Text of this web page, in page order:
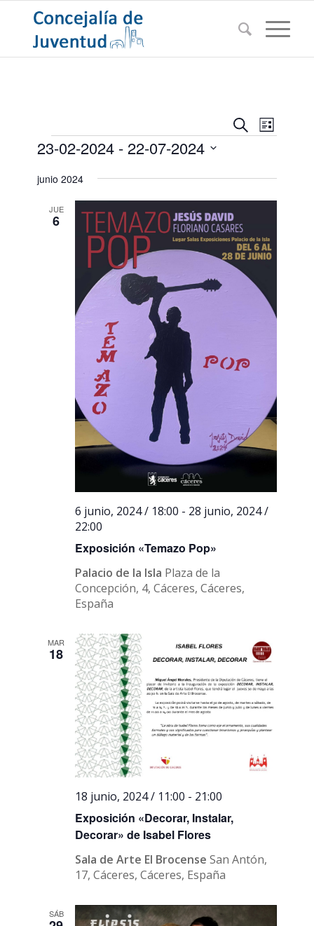
y
vistas
de
Eventos
Buscar
de
Evento
Lista
Eventos
23-02-2024 - 22-07-2024
fecha.
junio 2024
JUE
6
Exposición «Temazo Pop»
6 junio, 2024 / 18:00 - 28 junio, 2024 /
22:00
Palacio de la Isla Plaza de la
Concepción, 4, Cáceres, Cáceres,
España
MAR
18
Exposición «Decorar, Instalar,
Decorar» de Isabel Flores
18 junio, 2024 / 11:00 - 21:00
Sala de Arte El BrocenseSan Antón,
17, Cáceres, Cáceres, España
SÁB